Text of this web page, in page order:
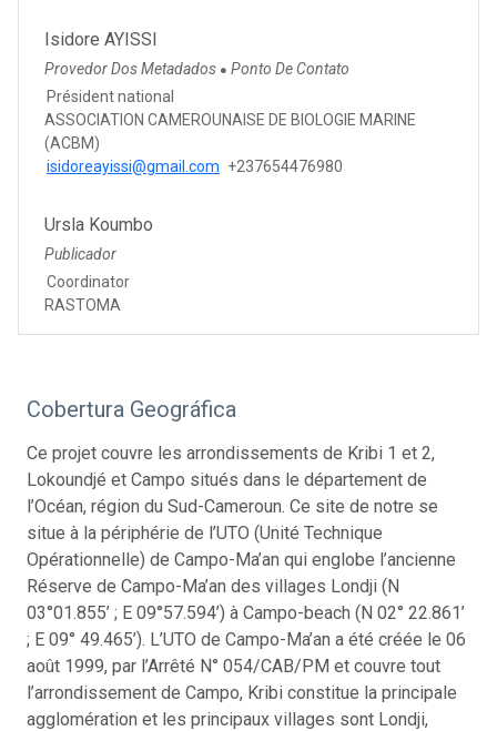
Isidore AYISSI
Provedor Dos Metadados ● Ponto De Contato
Président national
ASSOCIATION CAMEROUNAISE DE BIOLOGIE MARINE
(ACBM)
isidoreayissi@gmail.com +237654476980
Ursla Koumbo
Publicador
Coordinator
RASTOMA
Cobertura Geográfica
Ce projet couvre les arrondissements de Kribi 1 et 2,
Lokoundjé et Campo situés dans le département de
l’Océan, région du Sud-Cameroun. Ce site de notre se
situe à la périphérie de l’UTO (Unité Technique
Opérationnelle) de Campo-Ma’an qui englobe l’ancienne
Réserve de Campo-Ma’an des villages Londji (N
03°01.855’ ; E 09°57.594’) à Campo-beach (N 02° 22.861’
; E 09° 49.465’). L’UTO de Campo-Ma’an a été créée le 06
août 1999, par l’Arrêté N° 054/CAB/PM et couvre tout
l’arrondissement de Campo, Kribi constitue la principale
agglomération et les principaux villages sont Londji,